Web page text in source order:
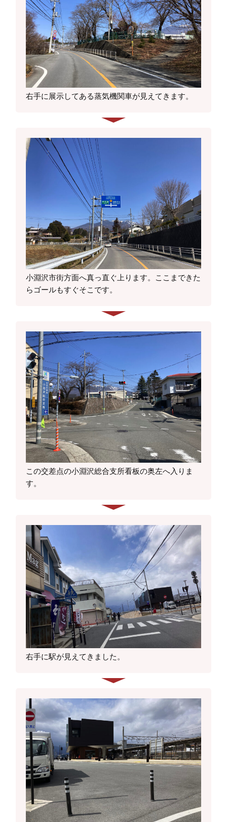
右手に展示してある蒸気機関車が見えてきます。
小淵沢市街方面へ真っ直ぐ上ります。ここまできた
らゴールもすぐそこです。
この交差点の小淵沢総合支所看板の奥左へ入りま
す。
右手に駅が見えてきました。